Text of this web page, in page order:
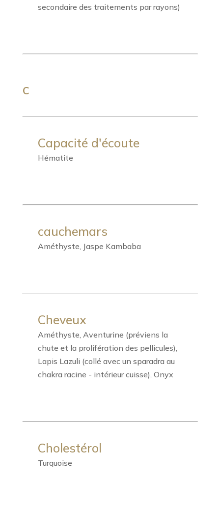
secondaire des traitements par rayons)
C
Capacité d'écoute
Hématite
cauchemars
Améthyste, Jaspe Kambaba
Cheveux
Améthyste, Aventurine (préviens la
chute et la prolifération des pellicules),
Lapis Lazuli (collé avec un sparadra au
chakra racine - intérieur cuisse), Onyx
Cholestérol
Turquoise